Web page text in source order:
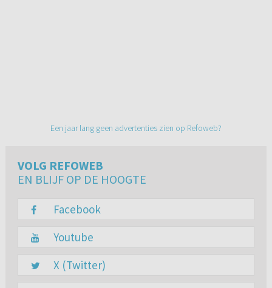
Een jaar lang geen advertenties zien op Refoweb?
VOLG REFOWEB
EN BLIJF OP DE HOOGTE
Facebook
Youtube
X (Twitter)